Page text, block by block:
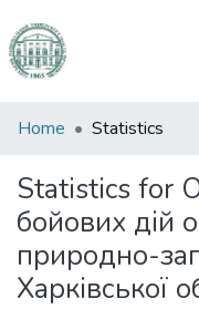
Communities
Collections
All of DSpace
Home Statistics
Statistics for
бойових дій
природно-
Харківської